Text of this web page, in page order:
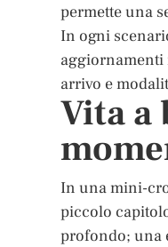
permette una
In ogni
aggiornamenti
arrivo e
Vita a
In una mini-
piccolo
profondo; una